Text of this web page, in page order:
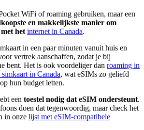
WiFi of roaming gebruiken, maar een
en makkelijkste manier om
het internet in Canada.
in een paar minuten vanuit huis en
vertrek aanschaffen, zodat je bij
bent. Het is ook voordeliger dan roaming in
in Canada, wat eSIMs zo geliefd
hun budget letten.
een toestel nodig dat eSIM ondersteunt.
doen dat tegenwoordig, maar check het
in onze lijst met eSIM-compatibele